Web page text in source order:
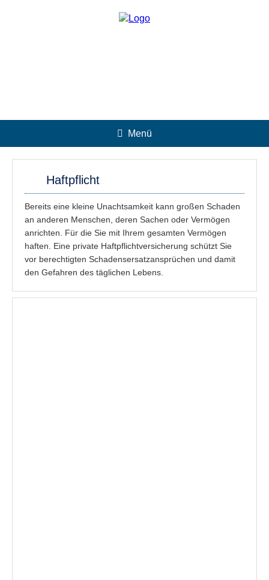
Menü
Haftpflicht
Bereits eine kleine Unachtsamkeit kann großen Schaden
an anderen Menschen, deren Sachen oder Vermögen
anrichten. Für die Sie mit Ihrem gesamten Vermögen
haften. Eine private Haftpflichtversicherung schützt Sie
vor berechtigten Schadensersatzansprüchen und damit
den Gefahren des täglichen Lebens.